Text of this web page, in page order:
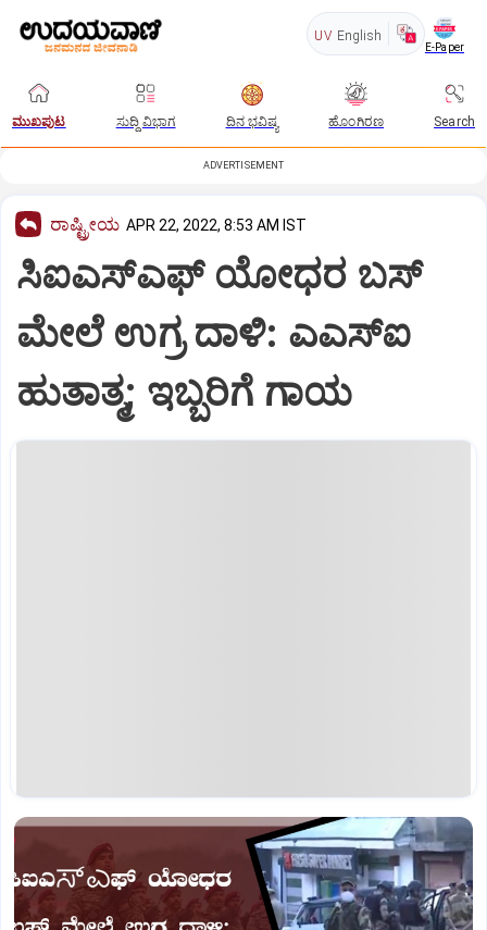
UV English
E-Paper
ಮುಖಪುಟ ಸುದ್ದಿ ವಿಭಾಗ ದಿನ ಭವಿಷ್ಯ ಹೊಂಗಿರಣ Search
ADVERTISEMENT
ರಾಷ್ಟ್ರೀಯ APR 22, 2022, 8:53 AM IST
ಸಿಐಎಸ್ಎಫ್ ಯೋಧರ ಬಸ್
ಮೇಲೆ ಉಗ್ರ ದಾಳಿ: ಎಎಸ್ಐ
ಹುತಾತ್ಮ; ಇಬ್ಬರಿಗೆ ಗಾಯ